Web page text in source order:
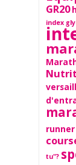
GR20
index
runner
tu"?